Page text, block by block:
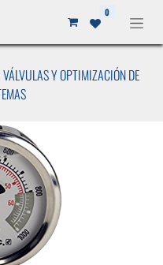
0
VÁLVULAS Y OPTIMIZACIÓN DE